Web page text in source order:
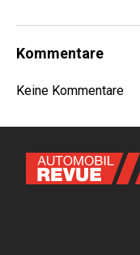
Kommentare
Keine Kommentare